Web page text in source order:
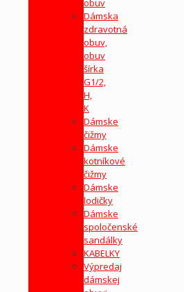
Dámska
zdravotná
obuv,
obuv
šírka
G1/2,
H,
K
Dámske
čižmy
Dámske
kotníkové
čižmy
Dámske
lodičky
Dámske
spoločenské
sandálky
KABELKY
Výpredaj
dámskej